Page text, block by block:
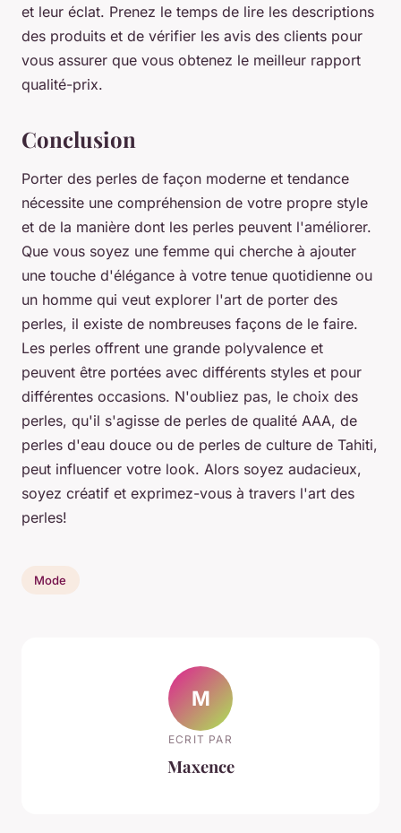
et leur éclat. Prenez le temps de lire les descriptions
des produits et de vérifier les avis des clients pour
vous assurer que vous obtenez le meilleur rapport
qualité-prix.
Conclusion
Porter des perles de façon moderne et tendance
nécessite une compréhension de votre propre style
et de la manière dont les perles peuvent l'améliorer.
Que vous soyez une femme qui cherche à ajouter
une touche d'élégance à votre tenue quotidienne ou
un homme qui veut explorer l'art de porter des
perles, il existe de nombreuses façons de le faire.
Les perles offrent une grande polyvalence et
peuvent être portées avec différents styles et pour
différentes occasions. N'oubliez pas, le choix des
perles, qu'il s'agisse de perles de qualité AAA, de
perles d'eau douce ou de perles de culture de Tahiti,
peut influencer votre look. Alors soyez audacieux,
soyez créatif et exprimez-vous à travers l'art des
perles!
Mode
M
ECRIT PAR
Maxence